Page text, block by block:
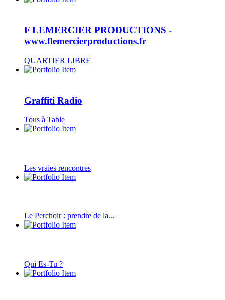
F LEMERCIER PRODUCTIONS -
www.flemercierproductions.fr
QUARTIER LIBRE
Graffiti Radio
Tous à Table
Les vraies rencontres
Le Perchoir : prendre de la...
Qui Es-Tu ?